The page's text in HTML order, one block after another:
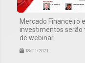
Mercado Financeiro e
investimentos serão
de webinar
18/01/2021